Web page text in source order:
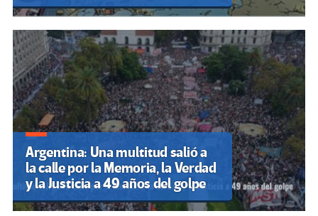
Argentina: Una multitud salió a
la calle por la Memoria, la Verdad
y la Justicia a 49 años del golpe